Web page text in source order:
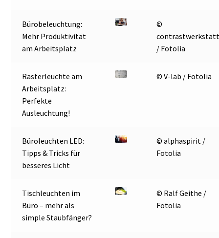
Bürobeleuchtung:
Mehr Produktivität
am Arbeitsplatz
©
/ Fotolia
Rasterleuchte am
Arbeitsplatz:
Perfekte
Ausleuchtung!
© V-lab / Fotolia
Büroleuchten LED:
Tipps & Tricks für
besseres Licht
© alphaspirit /
Fotolia
Tischleuchten im
Büro – mehr als
simple Staubfänger?
© Ralf Geithe /
Fotolia